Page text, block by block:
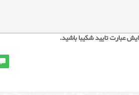
عبارت تایید شکیبا باشید.